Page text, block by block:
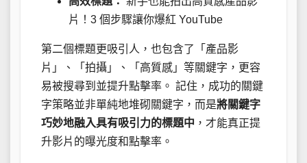
片！3 個步驟讓你爆紅 YouTube
第二個標題更吸引人，也包含了「產品影
片」、「拍攝」、「高質感」等關鍵字，更容
易被搜尋到並提升點擊率。 記住，成功的關鍵
字策略並非單純地堆砌關鍵字，而是將關鍵字
巧妙地融入具有吸引力的標題中 ，才能真正提
升影片的曝光度和點擊率。